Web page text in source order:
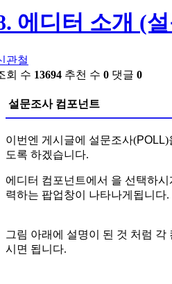
에디터 소개 (
관철
회 수 13694 추천 수 0 댓글 0
설문조사 컴포넌트
이번엔 게시글에 설문조사(POLL)
도록 하겠습니다.
에디터 컴포넌트에서 을 선택하
력하는 팝업창이 나타나게됩니다.
그림 아래에 설명이 된 것 처럼 각
시면 됩니다.